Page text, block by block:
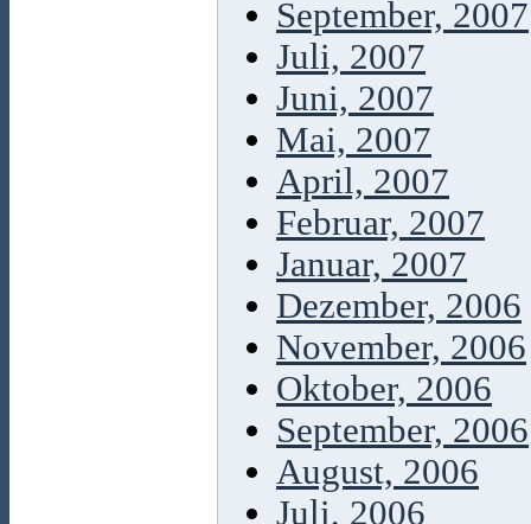
September, 2007
Juli, 2007
Juni, 2007
Mai, 2007
April, 2007
Februar, 2007
Januar, 2007
Dezember, 2006
November, 2006
Oktober, 2006
September, 2006
August, 2006
Juli, 2006